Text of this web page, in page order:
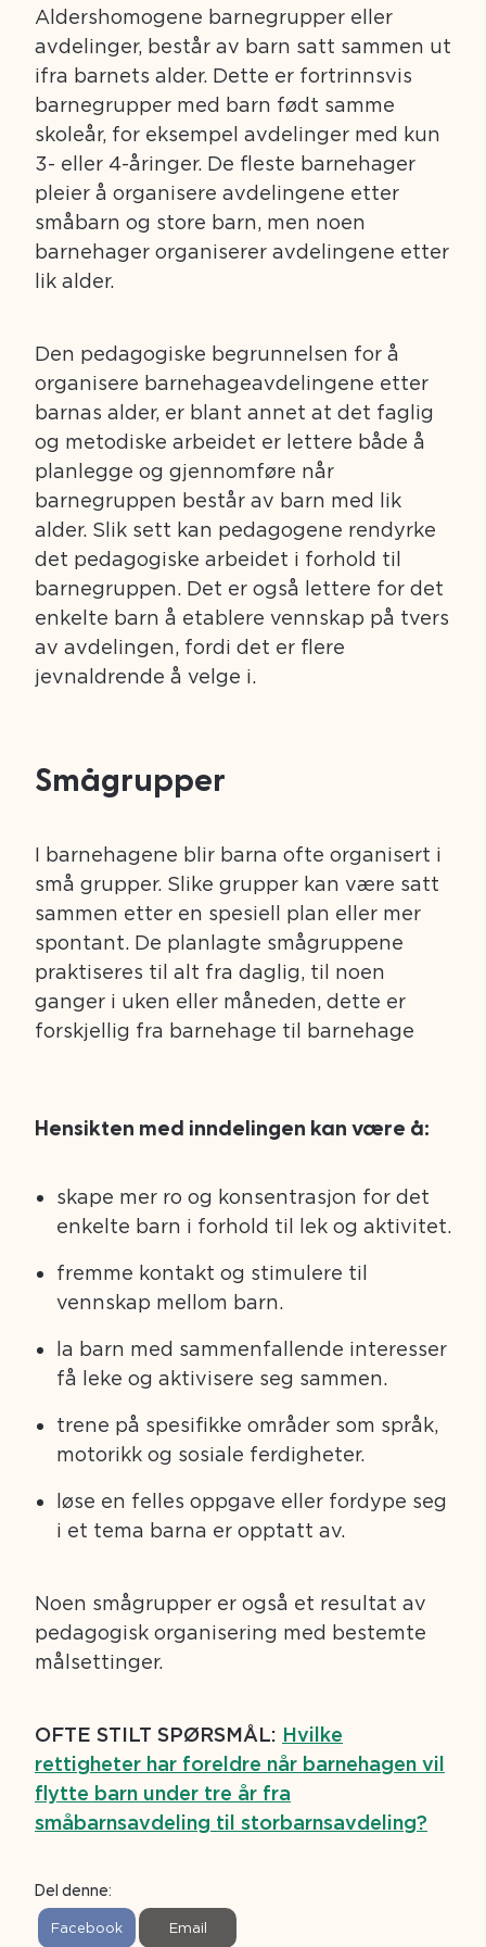
Aldershomogene barnegrupper eller
avdelinger, består av barn satt sammen ut
ifra barnets alder. Dette er fortrinnsvis
barnegrupper med barn født samme
skoleår, for eksempel avdelinger med kun
3- eller 4-åringer. De fleste barnehager
pleier å organisere avdelingene etter
småbarn og store barn, men noen
barnehager organiserer avdelingene etter
lik alder.
Den pedagogiske begrunnelsen for å
organisere barnehageavdelingene etter
barnas alder, er blant annet at det faglig
og metodiske arbeidet er lettere både å
planlegge og gjennomføre når
barnegruppen består av barn med lik
alder. Slik sett kan pedagogene rendyrke
det pedagogiske arbeidet i forhold til
barnegruppen. Det er også lettere for det
enkelte barn å etablere vennskap på tvers
av avdelingen, fordi det er flere
jevnaldrende å velge i.
Smågrupper
I barnehagene blir barna ofte organisert i
små grupper. Slike grupper kan være satt
sammen etter en spesiell plan eller mer
spontant. De planlagte smågruppene
praktiseres til alt fra daglig, til noen
ganger i uken eller måneden, dette er
forskjellig fra barnehage til barnehage
Hensikten med inndelingen kan være å:
skape mer ro og konsentrasjon for det
enkelte barn i forhold til lek og aktivitet.
fremme kontakt og stimulere til
vennskap mellom barn.
la barn med sammenfallende interesser
få leke og aktivisere seg sammen.
trene på spesifikke områder som språk,
motorikk og sosiale ferdigheter.
løse en felles oppgave eller fordype seg
i et tema barna er opptatt av.
Noen smågrupper er også et resultat av
pedagogisk organisering med bestemte
målsettinger.
OFTE STILT SPØRSMÅL: Hvilke
rettigheter har foreldre når barnehagen vil
flytte barn under tre år fra
småbarnsavdeling til storbarnsavdeling?
Del denne:
S
Facebook
S
Email